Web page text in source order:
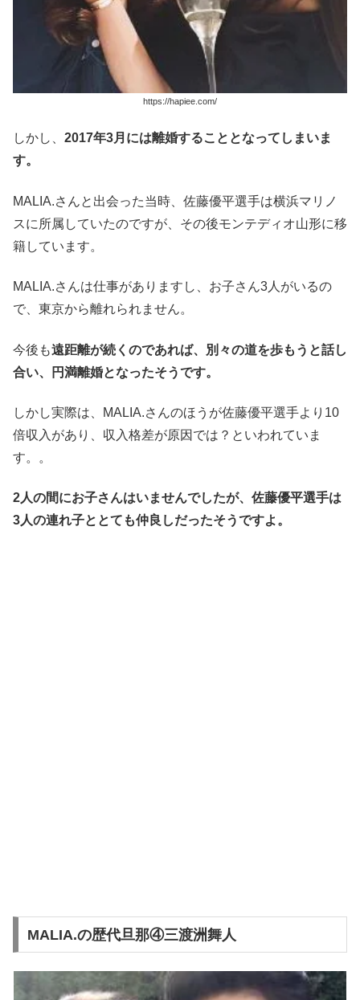
https://hapiee.com/
しかし、 2017年3月には離婚することとなってしまいま
す。
MALIA.さんと出会った当時、佐藤優平選手は横浜マリノ
スに所属していたのですが、その後モンテディオ山形に移
籍しています。
MALIA.さんは仕事がありますし、お子さん3人がいるの
で、東京から離れられません。
今後も遠距離が続くのであれば、別々の道を歩もうと話し
合い、円満離婚となったそうです。
しかし実際は、MALIA.さんのほうが佐藤優平選手より10
倍収入があり、収入格差が原因では？といわれていま
す。。
2人の間にお子さんはいませんでしたが、佐藤優平選手は
3人の連れ子ととても仲良しだったそうですよ。
MALIA.の歴代旦那④三渡洲舞人